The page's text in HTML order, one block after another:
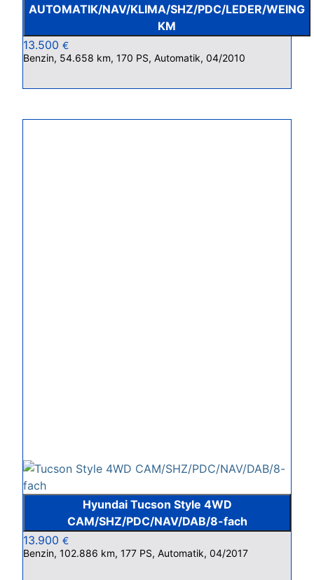
AUTOMATIK/NAV/KLIMA/SHZ/PDC/LEDER/WEING
KM
13.500 €
Benzin, 54.658 km, 170 PS, Automatik, 04/2010
Hyundai Tucson Style 4WD
CAM/SHZ/PDC/NAV/DAB/8-fach
13.900 €
Benzin, 102.886 km, 177 PS, Automatik, 04/2017